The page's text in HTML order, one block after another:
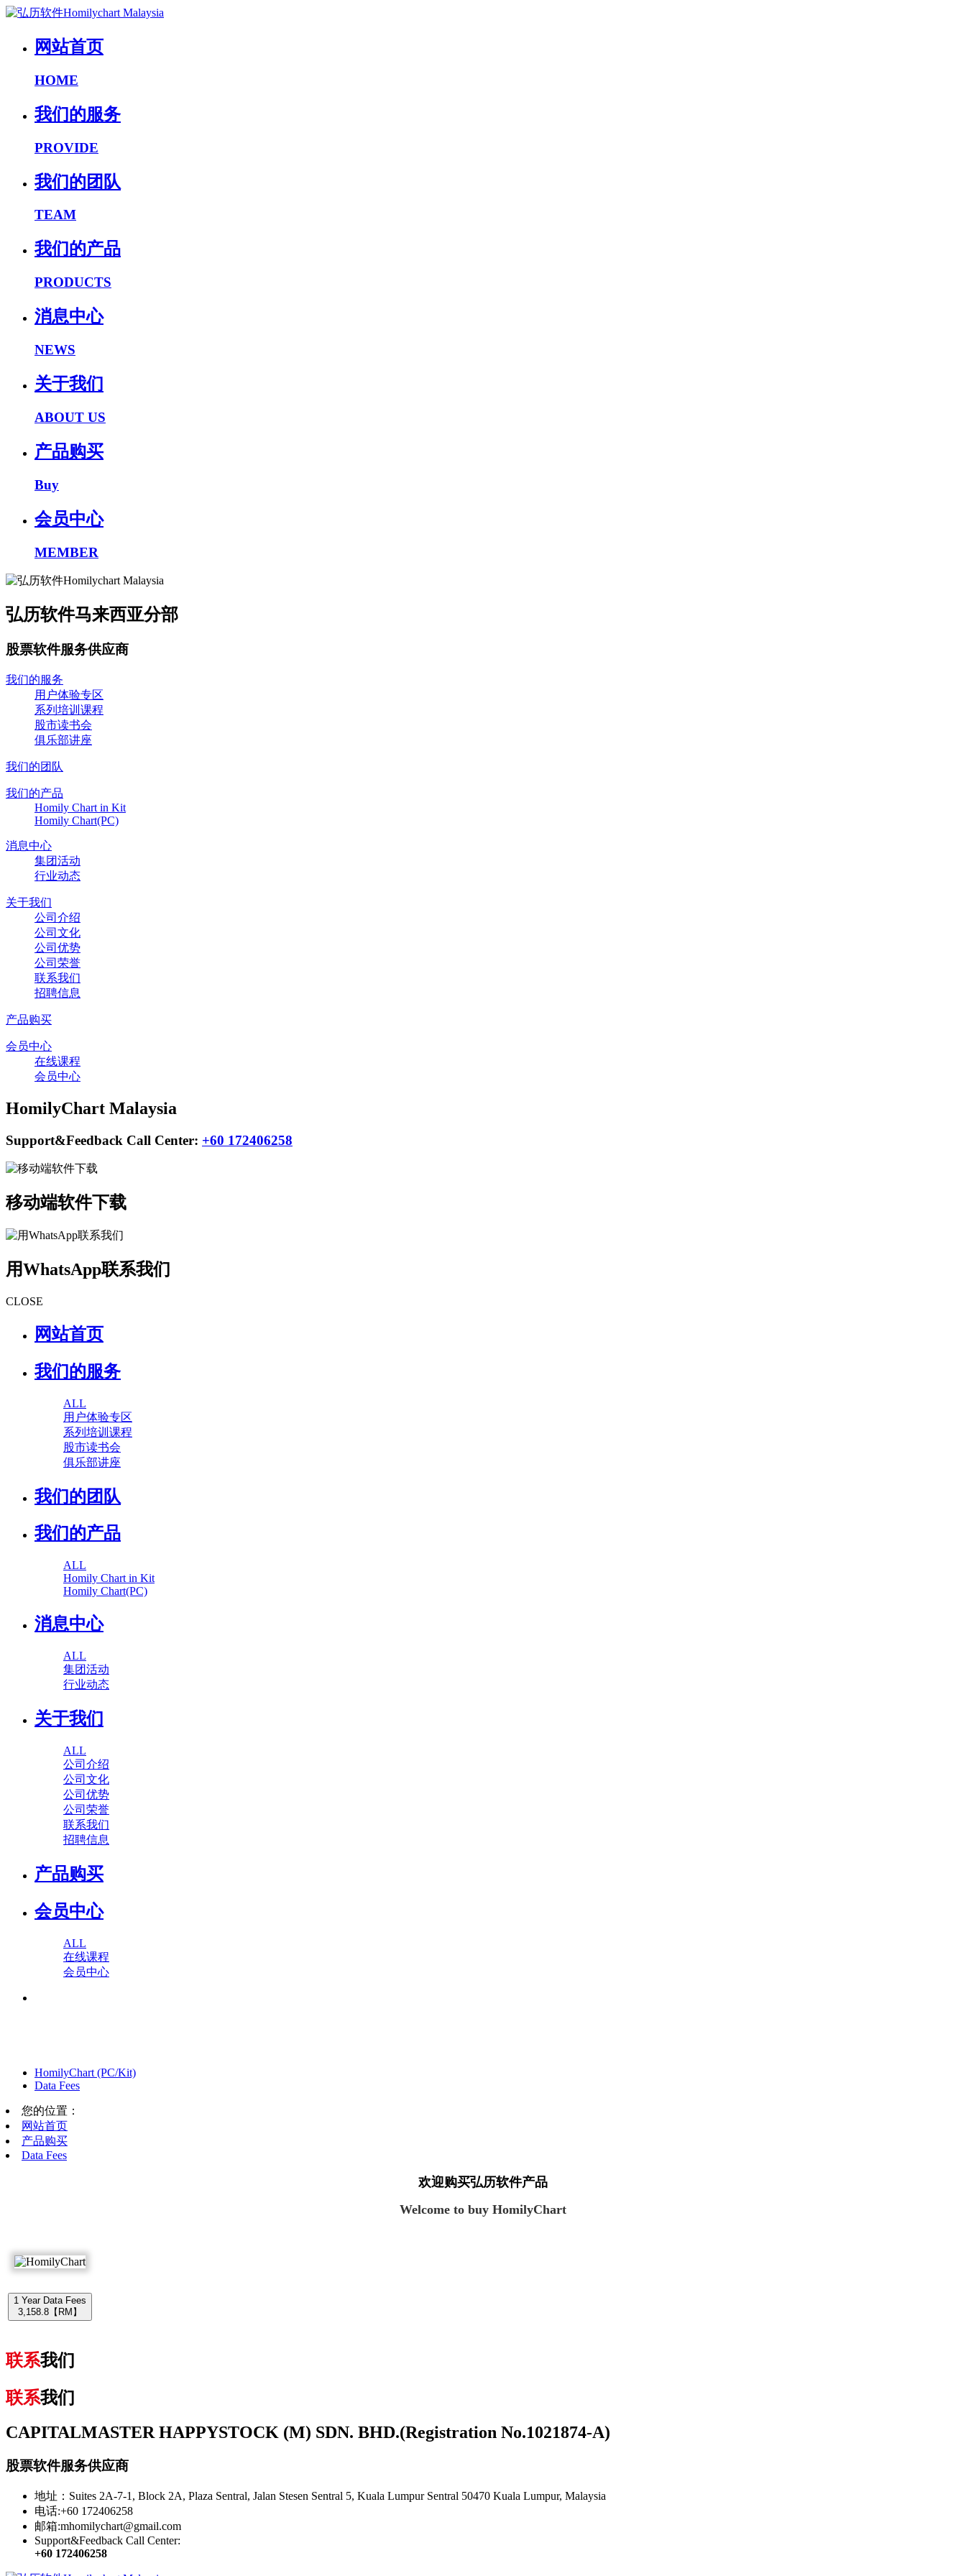
网站首页
HOME
我们的服务
PROVIDE
我们的团队
TEAM
我们的产品
PRODUCTS
消息中心
NEWS
关于我们
ABOUT US
产品购买
Buy
会员中心
MEMBER
弘历软件马来西亚分部
股票软件服务供应商
我们的服务
用户体验专区
系列培训课程
股市读书会
俱乐部讲座
我们的团队
我们的产品
Homily Chart in Kit
Homily Chart(PC)
消息中心
集团活动
行业动态
关于我们
公司介绍
公司文化
公司优势
公司荣誉
联系我们
招聘信息
产品购买
会员中心
在线课程
会员中心
HomilyChart Malaysia
Support&Feedback Call Center: +60 172406258
移动端软件下载
用WhatsApp联系我们
CLOSE
网站首页
我们的服务
ALL
用户体验专区
系列培训课程
股市读书会
俱乐部讲座
我们的团队
我们的产品
ALL
Homily Chart in Kit
Homily Chart(PC)
消息中心
ALL
集团活动
行业动态
关于我们
ALL
公司介绍
公司文化
公司优势
公司荣誉
联系我们
招聘信息
产品购买
会员中心
ALL
在线课程
会员中心
HomilyChart (PC/Kit)
Data Fees
您的位置：
网站首页
产品购买
Data Fees
欢迎购买弘历软件产品
Welcome to buy HomilyChart
1 Year Data Fees
3,158.8【RM】
联系我们
联系我们
CAPITALMASTER HAPPYSTOCK (M) SDN. BHD.(Registration No.1021874-A)
股票软件服务供应商
地址：Suites 2A-7-1, Block 2A, Plaza Sentral, Jalan Stesen Sentral 5, Kuala Lumpur Sentral 50470 Kuala Lumpur, Malaysia
电话:+60 172406258
邮箱:mhomilychart@gmail.com
Support&Feedback Call Center:
+60 172406258